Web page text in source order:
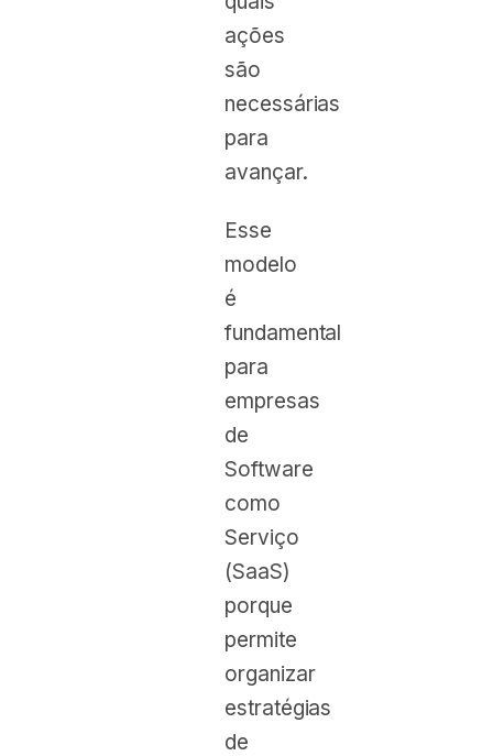
ações
são
necessárias
para
avançar.
Esse
modelo
é
fundamental
para
empresas
de
Software
como
Serviço
(SaaS)
porque
permite
organizar
estratégias
de